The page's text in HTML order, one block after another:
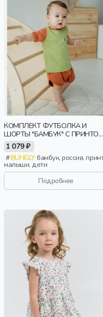
КОМПЛЕКТ ФУТБОЛКА И
ШОРТЫ "БАМБУК" С ПРИНТОМ
0+
1 079 ₽
BUNGLYбамбук, россия, принт,
малыши, дети
Подробнее